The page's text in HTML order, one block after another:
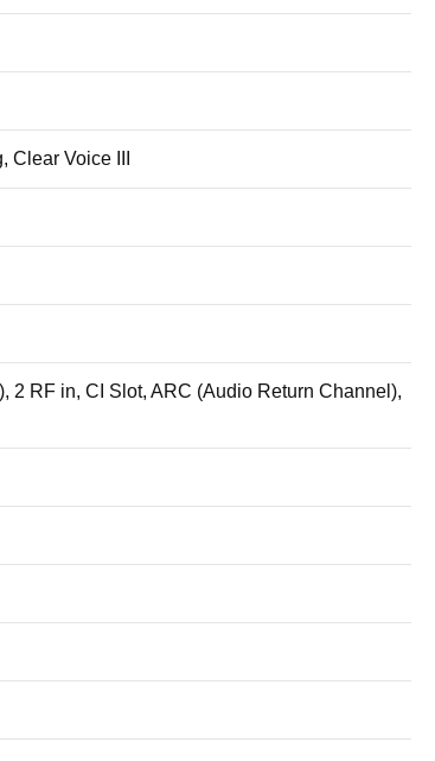
Voice III
2 RF in, CI Slot, ARC (Audio Return Channel),